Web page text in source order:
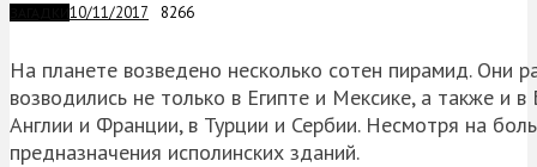
10/11/2017 8266
На планете возведено несколько сотен пирамид. Они
возводились не только в Египте и Мексике, а также и
Англии и Франции, в Турции и Сербии. Несмотря на
предназначения исполинских зданий.